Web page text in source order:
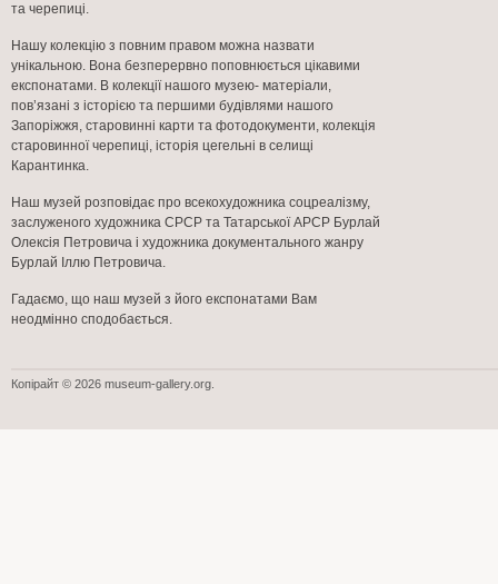
та черепиці.
Нашу колекцію з повним правом можна назвати
унікальною. Вона безперервно поповнюється цікавими
експонатами. В колекції нашого музею- матеріали,
пов’язані з історією та першими будівлями нашого
Запоріжжя, старовинні карти та фотодокументи, колекція
старовинної черепиці, історія цегельні в селищі
Карантинка.
Наш музей розповідає про всекохудожника соцреалізму,
заслуженого художника СРСР та Татарської АРСР Бурлай
Олексія Петровича i художника документального жанру
Бурлай Iллю Петровича.
Гадаємо, що наш музей з його експонатами Вам
неодмінно сподобається.
Копірайт © 2026 museum-gallery.org.